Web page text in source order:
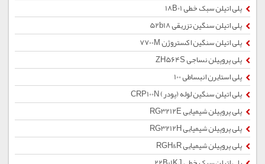
پلی اتیلن سبک خطی 18B01
پلی اتیلن سنگین تزریقی 52b18
پلی اتیلن سنگین اکستروژن 7700M
پلی پروپیلن نساجی ZH564S
پلی استایرن انبساطی 100
پلی اتیلن سنگین لوله (پودر) CRP100N
پلی پروپیلن شیمیایی RG3212E
پلی پروپیلن شیمیایی RG3212H
پلی پروپیلن شیمیایی RGH&R